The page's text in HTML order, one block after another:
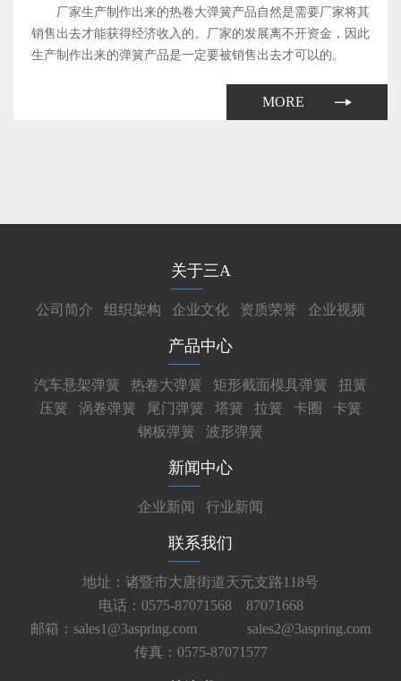
厂家生产制作出来的热卷大弹簧产品自然是需要厂家将其
销售出去才能获得经济收入的。厂家的发展离不开资金，因此
生产制作出来的弹簧产品是一定要被销售出去才可以的。
MORE
关于三A
公司简介 组织架构 企业文化 资质荣誉 企业视频
产品中心
汽车悬架弹簧 热卷大弹簧 矩形截面模具弹簧
扭簧
压簧
涡卷弹簧 尾门弹簧 塔簧 拉簧 卡圈
卡簧
钢板弹簧
波形弹簧
新闻中心
企业新闻 行业新闻
联系我们
地址：诸暨市大唐街道天元支路118号
电话：0575-87071568 87071668
邮箱：sales1@3aspring.com
sales2@3aspring.com
传真：0575-87071577